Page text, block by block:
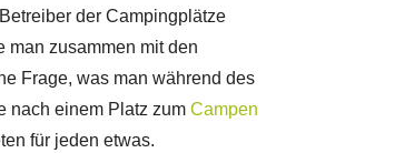
der Campingplätze
man zusammen mit den
Frage, was man während des
nach einem Platz zum Campen
für jeden etwas.